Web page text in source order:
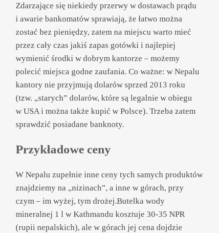
Zdarzające się niekiedy przerwy w dostawach prądu
i awarie bankomatów sprawiają, że łatwo można
zostać bez pieniędzy, zatem na miejscu warto mieć
przez cały czas jakiś zapas gotówki i najlepiej
wymienić środki w dobrym kantorze – możemy
polecić miejsca godne zaufania. Co ważne: w Nepalu
kantory nie przyjmują dolarów sprzed 2013 roku
(tzw. „starych” dolarów, które są legalnie w obiegu
w USA i można także kupić w Polsce). Trzeba zatem
sprawdzić posiadane banknoty.
Przykładowe ceny
W Nepalu zupełnie inne ceny tych samych produktów
znajdziemy na „nizinach”, a inne w górach, przy
czym – im wyżej, tym drożej.Butelka wody
mineralnej 1 l w Kathmandu kosztuje 30-35 NPR
(rupii nepalskich), ale w górach jej cena dojdzie